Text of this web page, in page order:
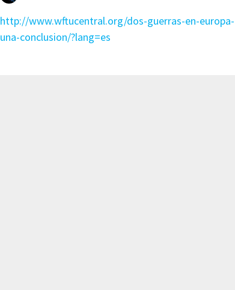
http://www.wftucentral.org/dos-guerras-en-europa-
una-conclusion/?lang=es